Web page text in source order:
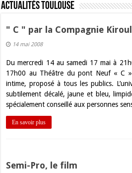
Actualités Toulouse
" C " par la Compagnie Kiroul
14 mai 2008
Du mercredi 14 au samedi 17 mai à
17h00 au Théâtre du pont Neuf « C
intime, proposé à tous les publics.
subtilement décalé, jaune et bleu,
spécialement conseillé aux personnes
En savoir plus
Semi-Pro, le film